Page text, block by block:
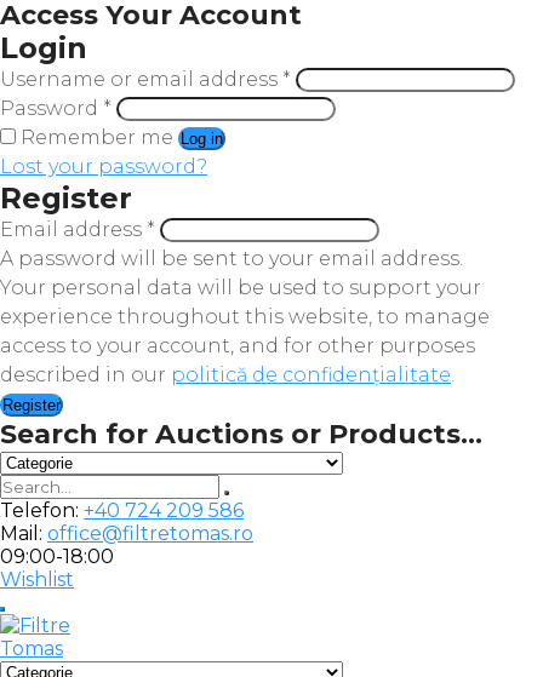
Access Your Account
Login
Username or email address *
Password *
Remember me Log in
Lost your password?
Register
Email address *
A password will be sent to your email address.
Your personal data will be used to support your
experience throughout this website, to manage
access to your account, and for other purposes
described in our politică de confidențialitate.
Register
Search for Auctions or Products...
Telefon: +40 724 209 586
Mail: office@filtretomas.ro
09:00-18:00
Wishlist